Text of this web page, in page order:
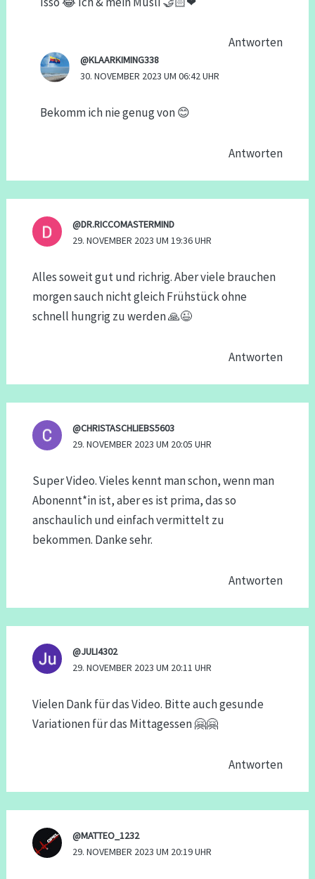
Antworten
@KLAARKIMING338
30. NOVEMBER 2023 UM 06:42 UHR
Bekomm ich nie genug von 😊
Antworten
@DR.RICCOMASTERMIND
29. NOVEMBER 2023 UM 19:36 UHR
Alles soweit gut und richrig. Aber viele brauchen
morgen sauch nicht gleich Frühstück ohne
schnell hungrig zu werden 🙏😉
Antworten
@CHRISTASCHLIEBS5603
29. NOVEMBER 2023 UM 20:05 UHR
Super Video. Vieles kennt man schon, wenn man
Abonennt*in ist, aber es ist prima, das so
anschaulich und einfach vermittelt zu
bekommen. Danke sehr.
Antworten
@JULI4302
29. NOVEMBER 2023 UM 20:11 UHR
Vielen Dank für das Video. Bitte auch gesunde
Variationen für das Mittagessen 🤗🤗
Antworten
@MATTEO_1232
29. NOVEMBER 2023 UM 20:19 UHR